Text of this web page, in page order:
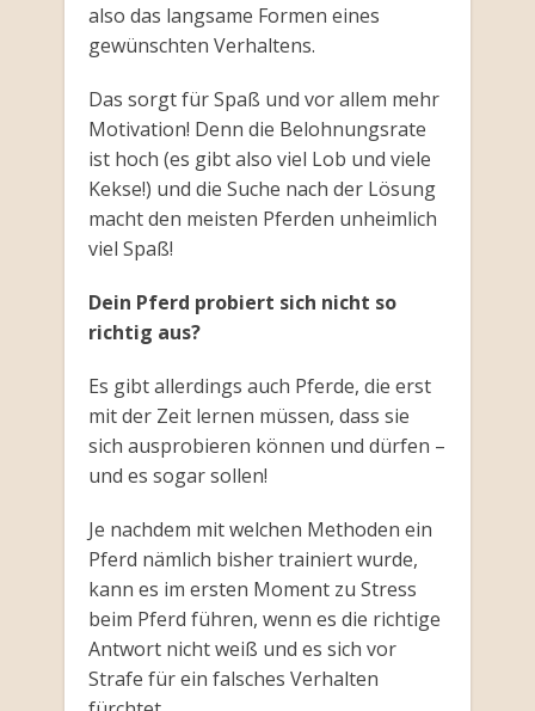
also das langsame Formen eines
gewünschten Verhaltens.
Das sorgt für Spaß und vor allem mehr
Motivation! Denn die Belohnungsrate
ist hoch (es gibt also viel Lob und viele
Kekse!) und die Suche nach der Lösung
macht den meisten Pferden unheimlich
viel Spaß!
Dein Pferd probiert sich nicht so
richtig aus?
Es gibt allerdings auch Pferde, die erst
mit der Zeit lernen müssen, dass sie
sich ausprobieren können und dürfen –
und es sogar sollen!
Je nachdem mit welchen Methoden ein
Pferd nämlich bisher trainiert wurde,
kann es im ersten Moment zu Stress
beim Pferd führen, wenn es die richtige
Antwort nicht weiß und es sich vor
Strafe für ein falsches Verhalten